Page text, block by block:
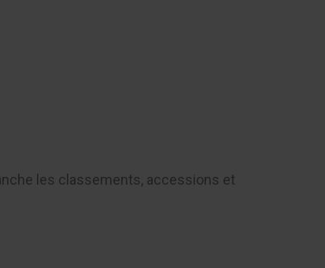
les classements, accessions et